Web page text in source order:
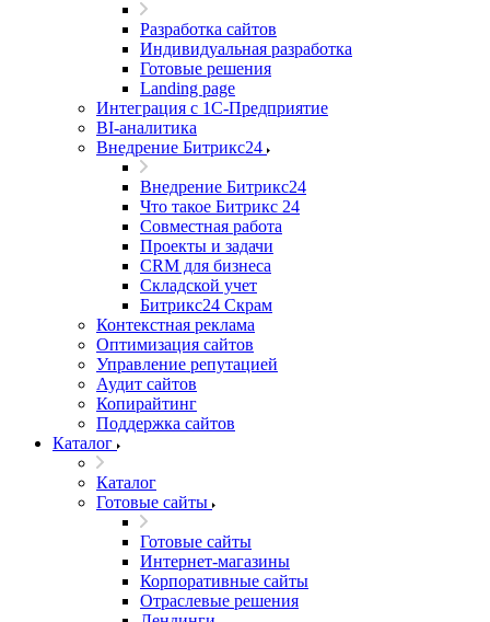
Разработка сайтов
Индивидуальная разработка
Готовые решения
Landing page
Интеграция с 1С-Предприятие
BI-аналитика
Внедрение Битрикс24
Внедрение Битрикс24
Что такое Битрикс 24
Совместная работа
Проекты и задачи
СRМ для бизнеса
Складской учет
Битрикс24 Скрам
Контекстная реклама
Оптимизация сайтов
Управление репутацией
Аудит сайтов
Копирайтинг
Поддержка сайтов
Каталог
Каталог
Готовые сайты
Готовые сайты
Интернет-магазины
Корпоративные сайты
Отраслевые решения